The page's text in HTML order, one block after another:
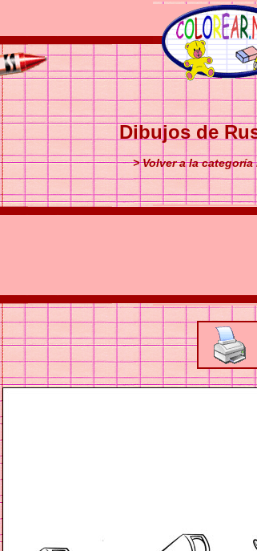
Dibujos de
> Volver a la